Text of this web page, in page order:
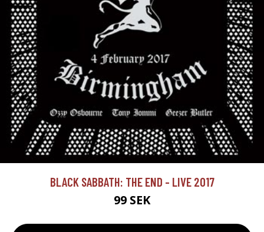
BLACK SABBATH: THE END - LIVE 2017
99 SEK